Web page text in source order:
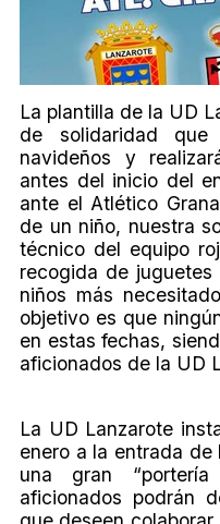
La plantilla de la UD
de solidaridad
navideños y
antes del inicio del
ante el Atlético
de un niño, nuestra
técnico del equipo
recogida de
niños más
objetivo es que
en estas fechas,
aficionados de la UD
La UD Lanzarote
enero a la entrada
una gran
aficionados podrán